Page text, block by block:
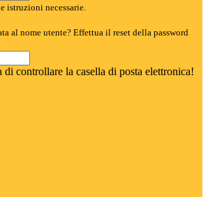
istruzioni necessarie.
al nome utente? Effettua il reset della password
controllare la casella di posta elettronica!